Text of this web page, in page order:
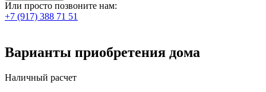
Или просто позвоните нам:
+7 (917) 388 71 51
Варианты приобретения дома
Наличный расчет